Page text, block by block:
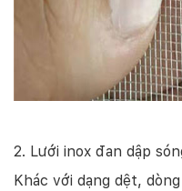
2. Lưới inox đan dập
Khác với dạng dệt, dòng